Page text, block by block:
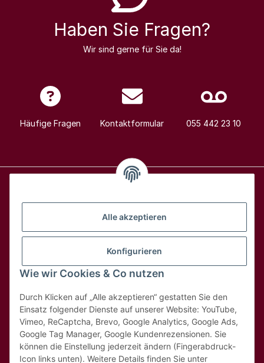
Alle akzeptieren
Konfigurieren
Wie wir Cookies & Co nutzen
Durch Klicken auf „Alle akzeptieren“ gestatten Sie den
Einsatz folgender Dienste auf unserer Website: YouTube,
Vimeo, ReCaptcha, Brevo, Google Analytics, Google Ads,
Google Tag Manager, Google Kundenrezensionen. Sie
können die Einstellung jederzeit ändern (Fingerabdruck-
Icon links unten). Weitere Details finden Sie unter
Haben Sie Fragen?
Wir sind gerne für Sie da!
Häufige Fragen Kontaktformular 055 442 23 10
Hilfe & Kontakt
Rechtliches